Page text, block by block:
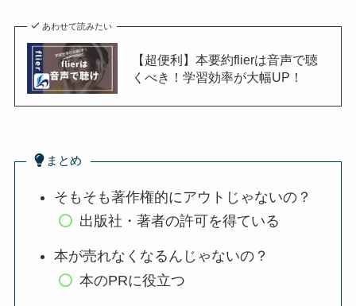
あわせて読みたい
【超便利】本要約flierは音声で聴
くべき！学習効率が大幅UP！
まとめ
そもそも著作権的にアウトじゃないの？
出版社・著者の許可を得ている
本が売れなくなるんじゃないの？
本のPRに役立つ